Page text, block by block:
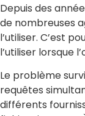
Depuis des
de nombreuses
l’utiliser. C’est
l’utiliser lorsque
Le problème
requêtes
différents